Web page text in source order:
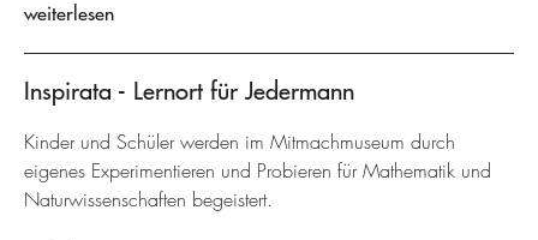
weiterlesen
Inspirata - Lernort für Jedermann
Kinder und Schüler werden im Mitmachmuseum durch
eigenes Experimentieren und Probieren für Mathematik und
Naturwissenschaften begeistert.